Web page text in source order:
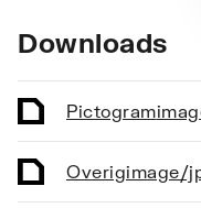
Beschermd tegen
Hulpcontacten
Met eindcontacten
Downloads
Pictogram
Overigimage/